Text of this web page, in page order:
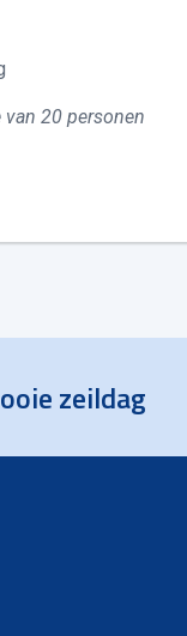
20 personen
zeildag